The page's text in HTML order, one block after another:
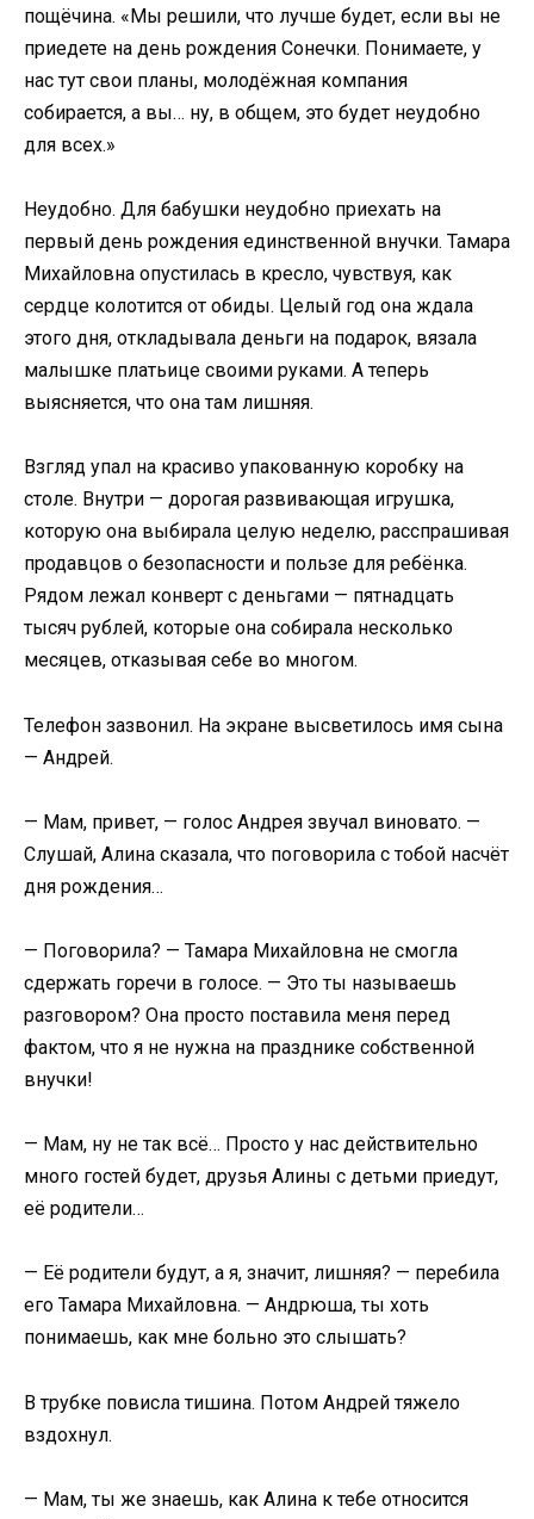
пощёчина. «Мы решили, что лучше будет, если вы не
приедете на день рождения Сонечки. Понимаете, у
нас тут свои планы, молодёжная компания
собирается, а вы… ну, в общем, это будет неудобно
для всех.»
Неудобно. Для бабушки неудобно приехать на
первый день рождения единственной внучки. Тамара
Михайловна опустилась в кресло, чувствуя, как
сердце колотится от обиды. Целый год она ждала
этого дня, откладывала деньги на подарок, вязала
малышке платьице своими руками. А теперь
выясняется, что она там лишняя.
Взгляд упал на красиво упакованную коробку на
столе. Внутри — дорогая развивающая игрушка,
которую она выбирала целую неделю, расспрашивая
продавцов о безопасности и пользе для ребёнка.
Рядом лежал конверт с деньгами — пятнадцать
тысяч рублей, которые она собирала несколько
месяцев, отказывая себе во многом.
Телефон зазвонил. На экране высветилось имя сына
— Андрей.
— Мам, привет, — голос Андрея звучал виновато. —
Слушай, Алина сказала, что поговорила с тобой насчёт
дня рождения…
— Поговорила? — Тамара Михайловна не смогла
сдержать горечи в голосе. — Это ты называешь
разговором? Она просто поставила меня перед
фактом, что я не нужна на празднике собственной
внучки!
— Мам, ну не так всё… Просто у нас действительно
много гостей будет, друзья Алины с детьми приедут,
её родители…
— Её родители будут, а я, значит, лишняя? — перебила
его Тамара Михайловна. — Андрюша, ты хоть
понимаешь, как мне больно это слышать?
В трубке повисла тишина. Потом Андрей тяжело
вздохнул.
— Мам, ты же знаешь, как Алина к тебе относится